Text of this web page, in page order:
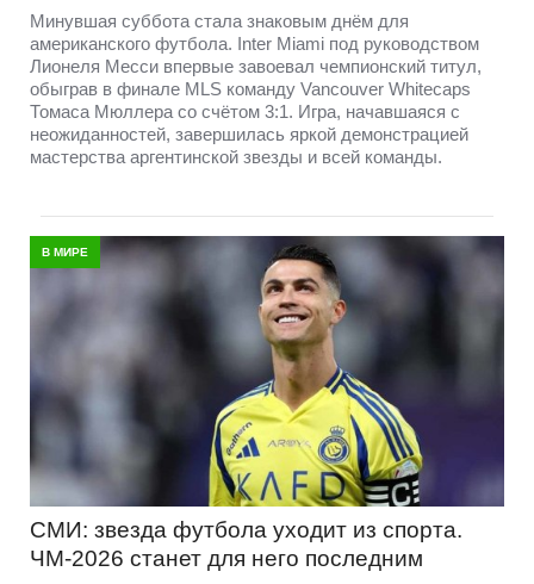
Минувшая суббота стала знаковым днём для
американского футбола. Inter Miami под руководством
Лионеля Месси впервые завоевал чемпионский титул,
обыграв в финале MLS команду Vancouver Whitecaps
Томаса Мюллера со счётом 3:1. Игра, начавшаяся с
неожиданностей, завершилась яркой демонстрацией
мастерства аргентинской звезды и всей команды.
В МИРЕ
СМИ: звезда футбола уходит из спорта.
ЧМ-2026 станет для него последним